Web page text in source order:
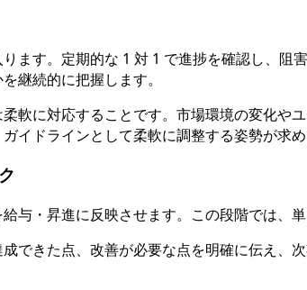
ます。定期的な 1 対 1 で進捗を確認し、
継続的に把握します。
軟に対応することです。市場環境の変化
イドラインとして柔軟に調整する姿勢が求め
与・昇進に反映させます。この段階では、
できた点、改善が必要な点を明確に伝え、